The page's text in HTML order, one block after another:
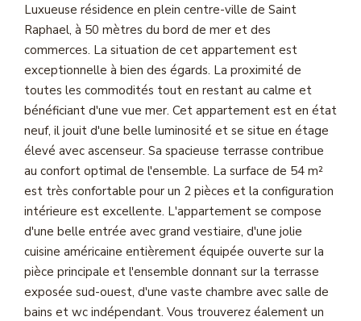
Millésimme Immobilier N°11
Magasine Vendu Boulouris
Magasine Vendu St-Raphaël/Fréjus
CONTACT
Luxueuse résidence en plein centre-ville de Saint
Raphael, à 50 mètres du bord de mer et des
commerces. La situation de cet appartement est
exceptionnelle à bien des égards. La proximité de
toutes les commodités tout en restant au calme et
bénéficiant d'une vue mer. Cet appartement est en état
neuf, il jouit d'une belle luminosité et se situe en étage
élevé avec ascenseur. Sa spacieuse terrasse contribue
au confort optimal de l'ensemble. La surface de 54 m²
est très confortable pour un 2 pièces et la configuration
intérieure est excellente. L'appartement se compose
d'une belle entrée avec grand vestiaire, d'une jolie
cuisine américaine entièrement équipée ouverte sur la
pièce principale et l'ensemble donnant sur la terrasse
exposée sud-ouest, d'une vaste chambre avec salle de
bains et wc indépendant. Vous trouverez éalement un